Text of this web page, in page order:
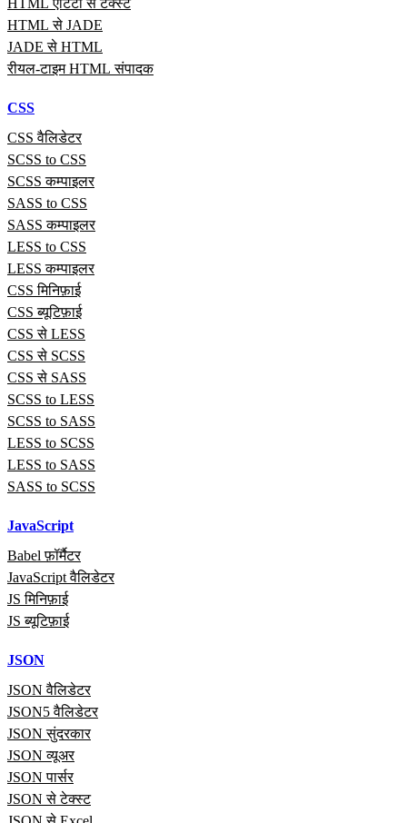
HTML से JADE
JADE से HTML
रीयल‑टाइम HTML संपादक
CSS
CSS वैलिडेटर
SCSS to CSS
SCSS कम्पाइलर
SASS to CSS
SASS कम्पाइलर
LESS to CSS
LESS कम्पाइलर
CSS मिनिफ़ाई
CSS ब्यूटिफ़ाई
CSS से LESS
CSS से SCSS
CSS से SASS
SCSS to LESS
SCSS to SASS
LESS to SCSS
LESS to SASS
SASS to SCSS
JavaScript
Babel फ़ॉर्मैटर
JavaScript वैलिडेटर
JS मिनिफ़ाई
JS ब्यूटिफ़ाई
JSON
JSON वैलिडेटर
JSON5 वैलिडेटर
JSON सुंदरकार
JSON व्यूअर
JSON पार्सर
JSON से टेक्स्ट